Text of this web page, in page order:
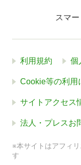
スマ
利用規約 個
Cookie等の利用
サイトアクセス
法人・プレスお
※本サイトはアフィ
す